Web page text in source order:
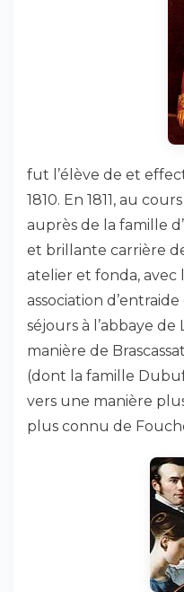
fut l’élève de et
1810. En 1811, au
auprès de la famille
et brillante carrière
atelier et fonda, avec
association
séjours à l’abbaye
manière de
(dont la famille
vers une manière
plus connu de